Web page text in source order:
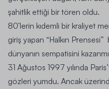
şahitlik ettiği bir tören oldu.
80’lerin kıdemli bir kraliyet
giriş yapan “Halkın Prensesi”
dünyanın sempatisini
31 Ağustos 1997 yılında
gözleri yumdu. Ancak